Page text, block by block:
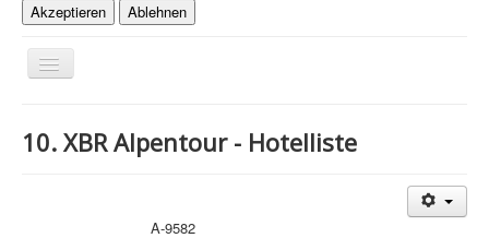
Akzeptieren
Ablehnen
Navigation
an/aus
Technik
10. XBR Alpentour - Hotelliste
A-9582